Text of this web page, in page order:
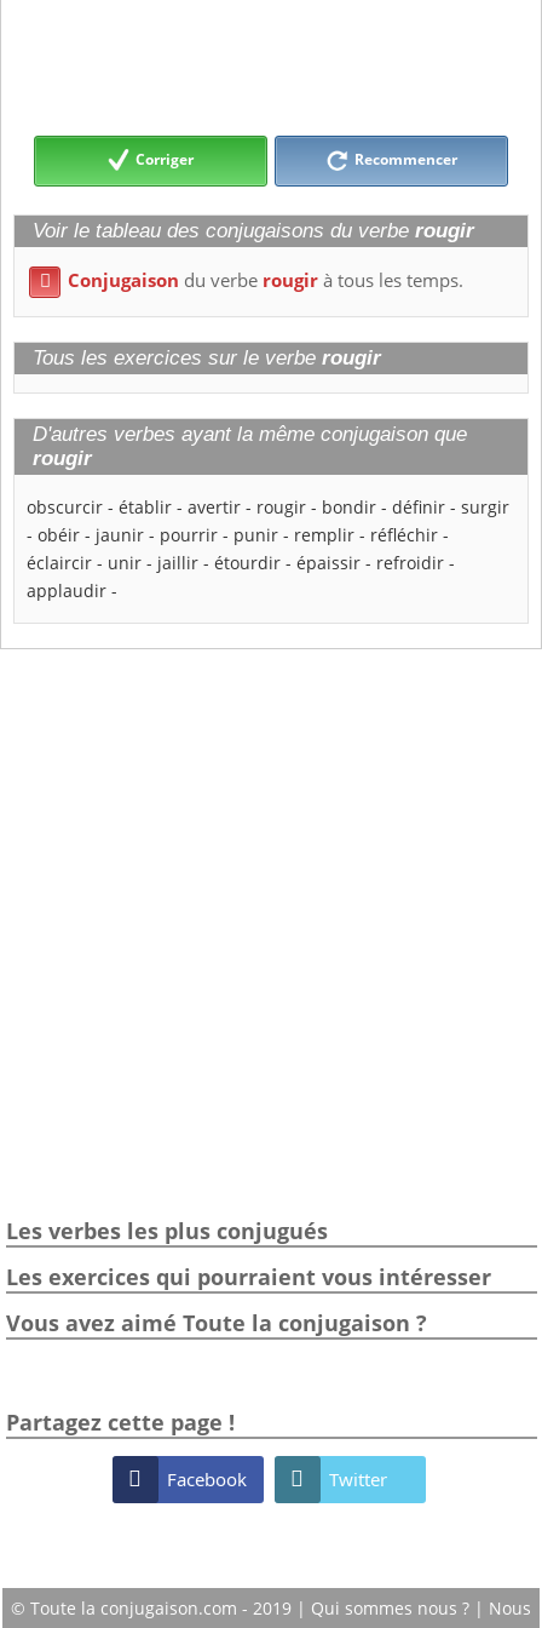
Corriger Recommencer
Voir le tableau des conjugaisons du verbe rougir
 Conjugaison du verbe rougirà tous les temps.
Tous les exercices sur le verbe rougir
D'autres verbes ayant la même conjugaison que
rougir
obscurcir - établir - avertir - rougir - bondir - définir - surgir
- obéir - jaunir - pourrir - punir - remplir - réfléchir -
éclaircir - unir - jaillir - étourdir - épaissir - refroidir -
applaudir -
Les verbes les plus conjugués
Les exercices qui pourraient vous intéresser
Vous avez aimé Toute la conjugaison ?
Partagez cette page !
 Facebook  Twitter
© Toute la conjugaison.com - 2019 | Qui sommes nous ? | Nous